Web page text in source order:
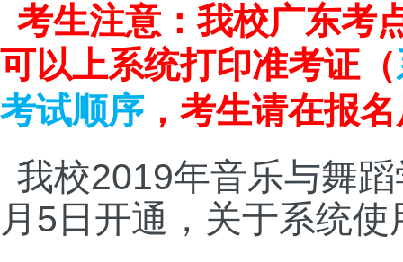
考生注意：我校广东考
可以上系统打印准考证（
考试顺序 ，考生请在报
我校2019年音乐与舞
月 5 日开通，关于系统